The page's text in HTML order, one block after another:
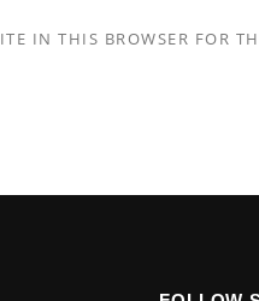
IN THIS BROWSER FOR